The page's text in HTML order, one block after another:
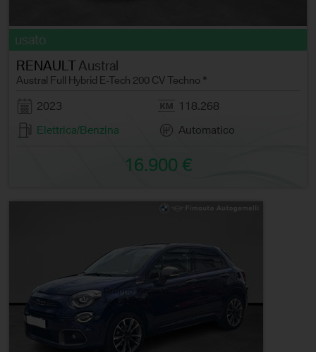
usato
RENAULTAustral
Austral Full Hybrid E-Tech 200 CV Techno *
2023
118.268
Elettrica/Benzina
Automatico
16.900 €